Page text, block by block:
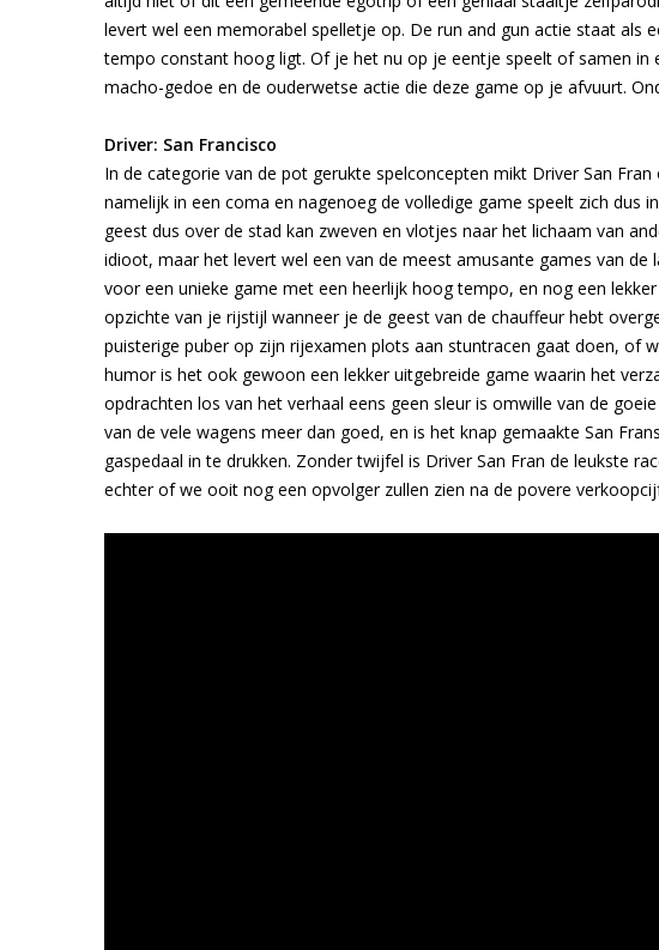
levert wel een memorabel spelletje op. De run and gun actie staat als
tempo constant hoog ligt. Of je het nu op je eentje speelt of samen in
macho-gedoe en de ouderwetse actie die deze game op je afvuurt.
Driver: San Francisco
In de categorie van de pot gerukte spelconcepten mikt Driver San
namelijk in een coma en nagenoeg de volledige game speelt zich dus
geest dus over de stad kan zweven en vlotjes naar het lichaam van
idioot, maar het levert wel een van de meest amusante games van
voor een unieke game met een heerlijk hoog tempo, en nog een
opzichte van je rijstijl wanneer je de geest van de chauffeur hebt
puisterige puber op zijn rijexamen plots aan stuntracen gaat doen, of
humor is het ook gewoon een lekker uitgebreide game waarin het
opdrachten los van het verhaal eens geen sleur is omwille van de
van de vele wagens meer dan goed, en is het knap gemaakte San
gaspedaal in te drukken. Zonder twijfel is Driver San Fran de leukste
echter of we ooit nog een opvolger zullen zien na de povere